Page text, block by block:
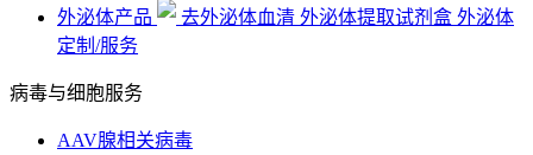
外泌体产品
去外泌体血清 外泌体提取试剂盒 外泌体
定制/服务
病毒与细胞服务
AAV腺相关病毒